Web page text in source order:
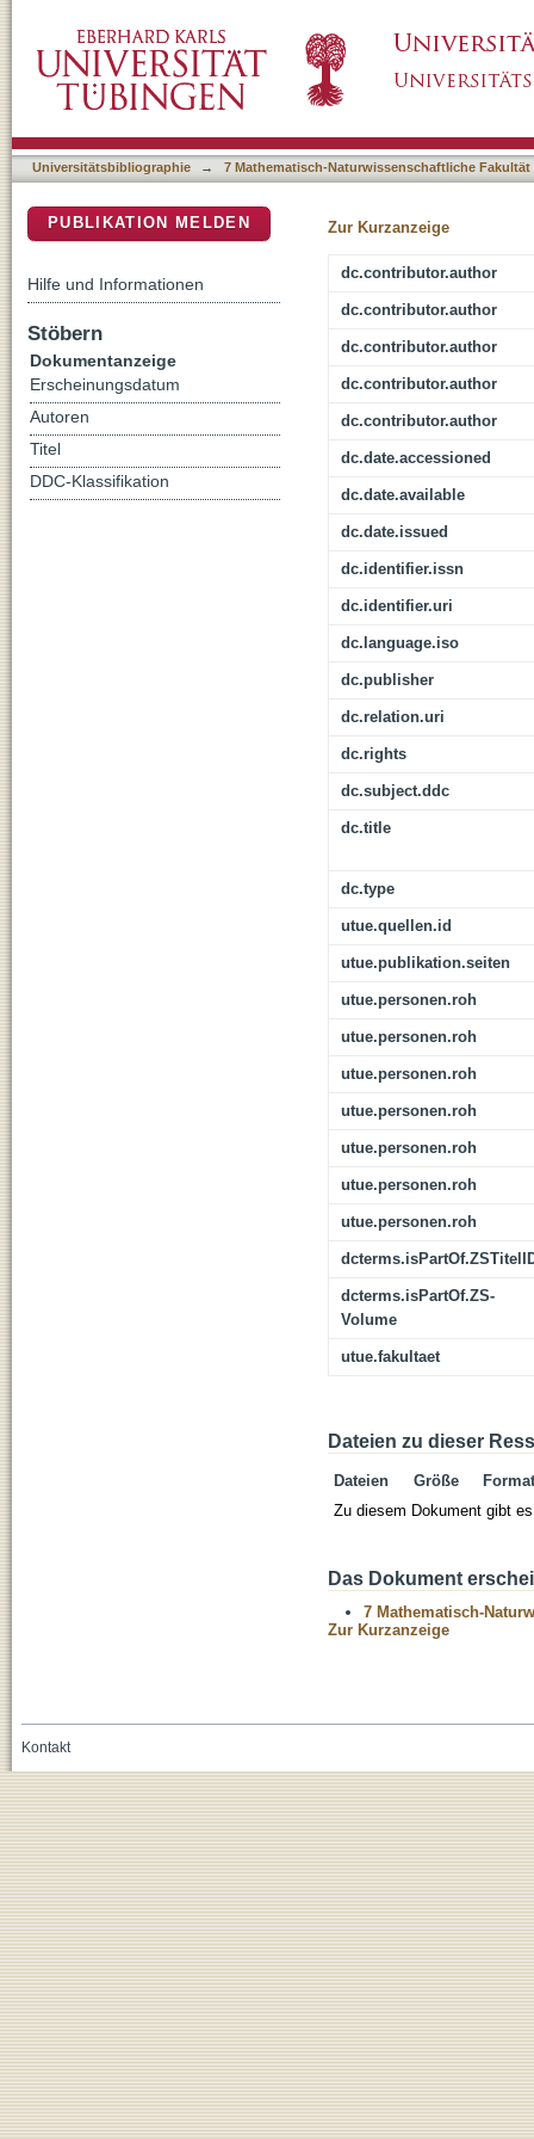
Marathousa 1, Megalopolis basin, Greece
Universitätsbibliographie → 7 Mathematisch-Naturwissenschaftliche Fakultät
Zur Kurzanzeige
dc.contributor.author
dc.contributor.author
dc.contributor.author
dc.contributor.author
dc.contributor.author
dc.date.accessioned
dc.date.available
dc.date.issued
dc.identifier.issn
dc.identifier.uri
dc.language.iso
dc.publisher
dc.relation.uri
dc.rights
dc.subject.ddc
dc.title
dc.type
utue.quellen.id
utue.publikation.seiten
utue.personen.roh
utue.personen.roh
utue.personen.roh
utue.personen.roh
utue.personen.roh
utue.personen.roh
utue.personen.roh
dcterms.isPartOf.ZS-
Volume
utue.fakultaet
Dateien zu dieser
Dateien Größe
Format
Zu diesem Dokument gibt
Das Dokument
7 Mathematisch-
Zur Kurzanzeige
PUBLIKATION MELDEN
Hilfe und Informationen
Stöbern
Dokumentanzeige
Erscheinungsdatum
Autoren
Titel
DDC-Klassifikation
Kontakt